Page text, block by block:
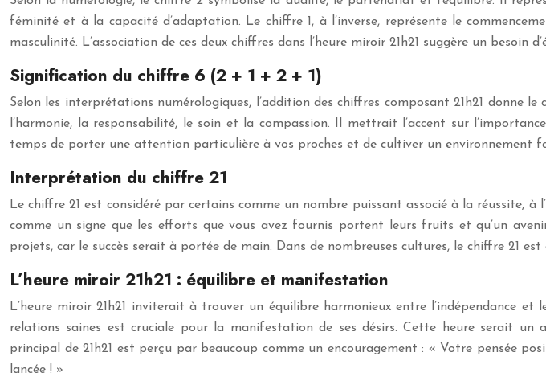
féminité et à la capacité d’adaptation. Le chiffre 1, à l’inverse, représente le
masculinité. L’association de ces deux chiffres dans l’heure miroir 21h21 suggère un besoin
Signification du chiffre 6 (2 + 1 + 2 + 1)
Selon les interprétations numérologiques, l’addition des chiffres composant 21h21 donne
l’harmonie, la responsabilité, le soin et la compassion. Il mettrait l’accent sur
temps de porter une attention particulière à vos proches et de cultiver un
Interprétation du chiffre 21
Le chiffre 21 est considéré par certains comme un nombre puissant associé à la réussite,
comme un signe que les efforts que vous avez fournis portent leurs fruits et qu’un
projets, car le succès serait à portée de main. Dans de nombreuses cultures, le chiffre 21 est
L’heure miroir 21h21 : équilibre et manifestation
L’heure miroir 21h21 inviterait à trouver un équilibre harmonieux entre l’indépendance
relations saines est cruciale pour la manifestation de ses désirs. Cette heure serait un
principal de 21h21 est perçu par beaucoup comme un encouragement : « Votre pensée
lancée ! »